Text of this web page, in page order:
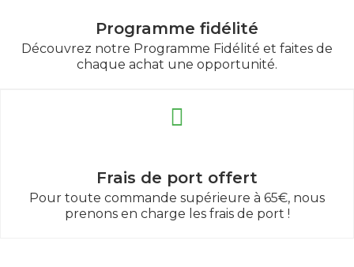
Programme fidélité
Découvrez notre Programme Fidélité et faites de
chaque achat une opportunité.
Frais de port offert
Pour toute commande supérieure à 65€, nous
prenons en charge les frais de port !